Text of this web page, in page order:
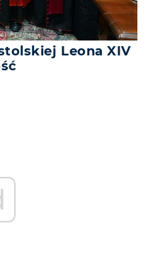
Leona XIV